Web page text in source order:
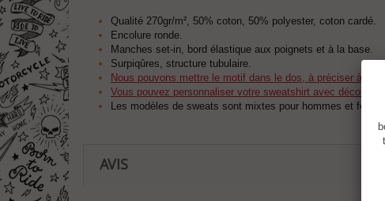
Qualité 270gr/m², 50% coton, 50% polyester, coton cardé.
Encolure ronde.
Manches set-in, bord élastique aux poignets et à la base.
Surpiqûres, structure tubulaire.
Nous pouvons mettre le motif dans le dos, à préciser à la
Vous pouvez personnaliser votre sweatshirt avec
Les modèles de sweats sont mixtes pour hommes et
AVIS